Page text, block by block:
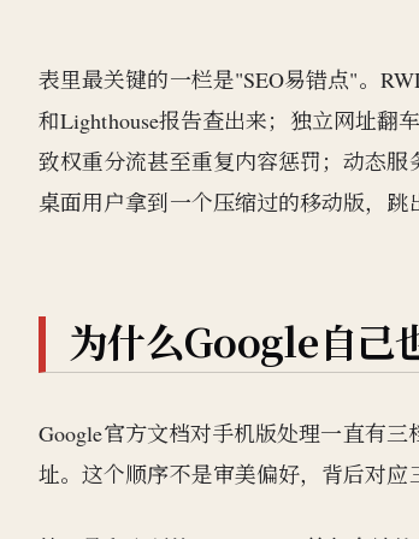
表里最关键的一栏是"SEO易错点"。
和Lighthouse报告查出来；独立网址翻
致权重分流甚至重复内容惩罚；动态服
桌面用户拿到一个压缩过的移动版，跳
为什么Google自己
Google官方文档对手机版处理一直有
址。这个顺序不是审美偏好，背后对应